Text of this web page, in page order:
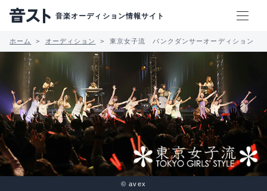
音楽オーディション情報サイト
ホーム オーディション 東京女子流 バンクダンサーオーディション
© avex